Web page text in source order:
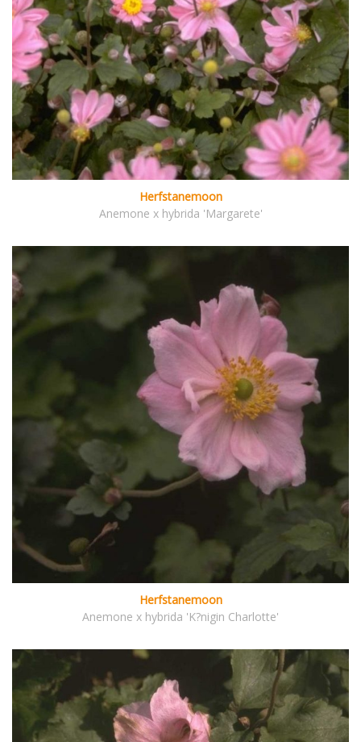
Herfstanemoon
Anemone x hybrida 'Margarete'
Herfstanemoon
Anemone x hybrida 'K?nigin Charlotte'